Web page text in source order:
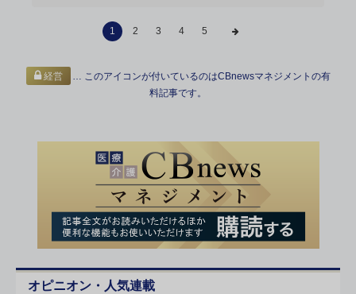
1 2 3 4 5
経営
… このアイコンが付いているのはCBnewsマネジメントの有
料記事です。
オピニオン・人気連載